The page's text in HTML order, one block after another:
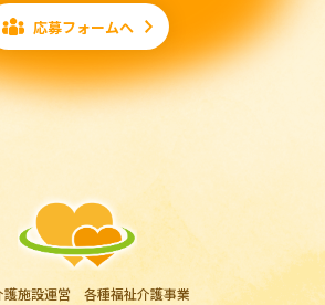
応募フォームへ
護施設運営 各種福祉介護事業